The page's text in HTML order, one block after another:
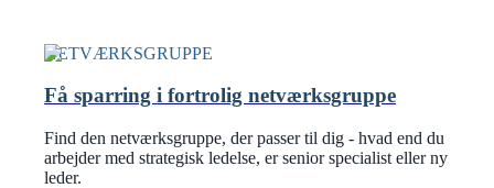
NETVÆRKSGRUPPE
Få sparring i fortrolig netværksgruppe
Find den netværksgruppe, der passer til dig - hvad end du
arbejder med strategisk ledelse, er senior specialist eller ny
leder.